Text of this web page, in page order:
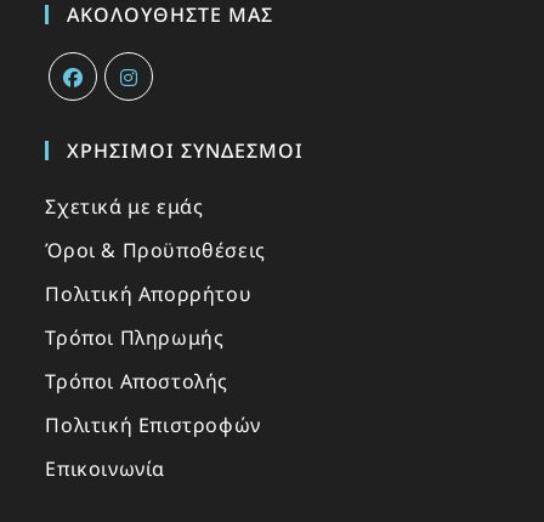
ΑΚΟΛΟΥΘΉΣΤΕ ΜΑΣ
ΧΡΉΣΙΜΟΙ ΣΎΝΔΕΣΜΟΙ
Σχετικά με εμάς
Όροι & Προϋποθέσεις
Πολιτική Απορρήτου
Τρόποι Πληρωμής
Τρόποι Αποστολής
Πολιτική Επιστροφών
Επικοινωνία